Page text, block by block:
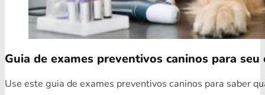
Guia de exames preventivos caninos para seu
Use este guia de exames preventivos caninos para saber